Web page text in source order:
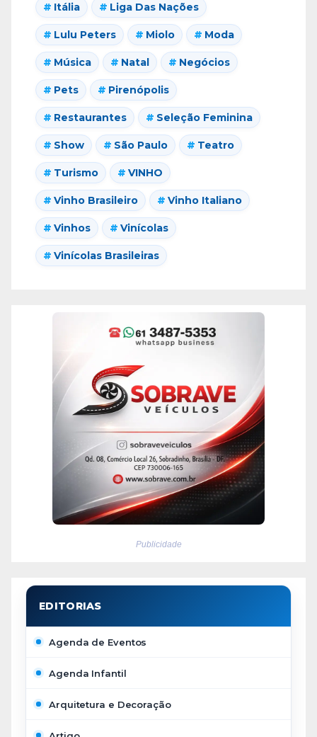
Itália Liga Das Nações
Lulu Peters Miolo Moda
Música Natal Negócios
Pets Pirenópolis
Restaurantes Seleção Feminina
Show São Paulo Teatro
Turismo VINHO
Vinho Brasileiro Vinho Italiano
Vinhos Vinícolas
Vinícolas Brasileiras
Publicidade
Agenda de Eventos
Agenda Infantil
Arquitetura e Decoração